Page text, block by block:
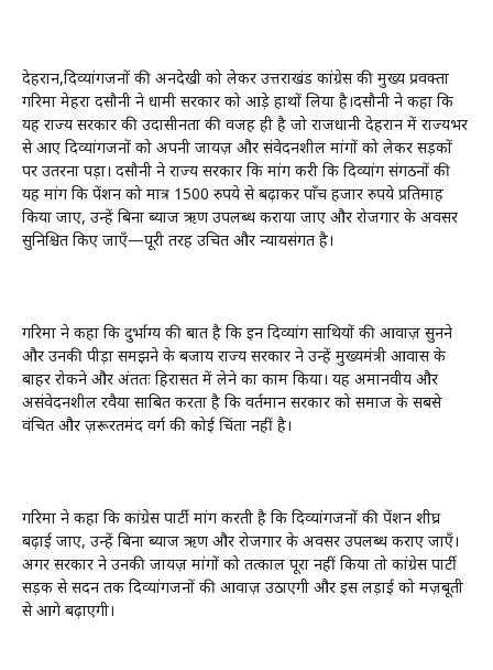
देहरादून,दिव्यांगजनों की अनदेखी को लेकर उत्तराखंड कांग्रेस की मुख्य प्रवक्ता
गरिमा मेहरा दसौनी ने धामी सरकार को आड़े हाथों लिया है।दसौनी ने कहा कि
यह राज्य सरकार की उदासीनता की वजह ही है जो राजधानी देहरादून में राज्यभर
से आए दिव्यांगजनों को अपनी जायज़ और संवेदनशील मांगों को लेकर सड़कों
पर उतरना पड़ा। दसौनी ने राज्य सरकार कि मांग करी कि दिव्यांग संगठनों की
यह मांग कि पेंशन को मात्र 1500 रुपये से बढ़ाकर पाँच हजार रुपये प्रतिमाह
किया जाए, उन्हें बिना ब्याज ऋण उपलब्ध कराया जाए और रोजगार के अवसर
सुनिश्चित किए जाएँ—पूरी तरह उचित और न्यायसंगत है।
गरिमा ने कहा कि दुर्भाग्य की बात है कि इन दिव्यांग साथियों की आवाज़ सुनने
और उनकी पीड़ा समझने के बजाय राज्य सरकार ने उन्हें मुख्यमंत्री आवास के
बाहर रोकने और अंततः हिरासत में लेने का काम किया। यह अमानवीय और
असंवेदनशील रवैया साबित करता है कि वर्तमान सरकार को समाज के सबसे
वंचित और ज़रूरतमंद वर्ग की कोई चिंता नहीं है।
गरिमा ने कहा कि कांग्रेस पार्टी मांग करती है कि दिव्यांगजनों की पेंशन शीघ्र
बढ़ाई जाए, उन्हें बिना ब्याज ऋण और रोजगार के अवसर उपलब्ध कराए जाएँ।
अगर सरकार ने उनकी जायज़ मांगों को तत्काल पूरा नहीं किया तो कांग्रेस पार्टी
सड़क से सदन तक दिव्यांगजनों की आवाज़ उठाएगी और इस लड़ाई को मज़बूती
से आगे बढ़ाएगी।